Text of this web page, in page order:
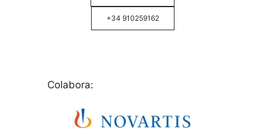
+34 910259162
Colabora: